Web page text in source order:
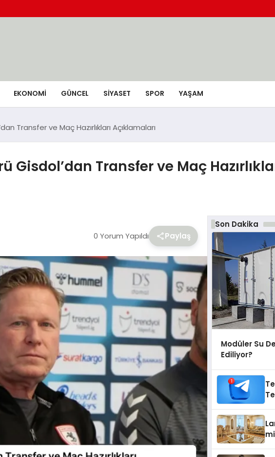
EKONOMİ GÜNCEL SIYASET SPOR YAŞAM
Transfer ve Maç Hazırlıkları Açıklamaları
Transfer ve Maç
0 Yorum Yapıldı Paylaş
Son Dakika
Modüler Su
Ediliyor?